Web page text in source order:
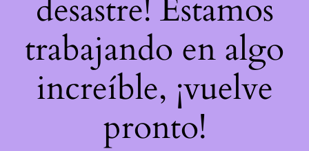
desastre! Estamos
trabajando en algo
increíble, ¡vuelve
pronto!